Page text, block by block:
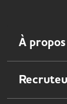
À propos